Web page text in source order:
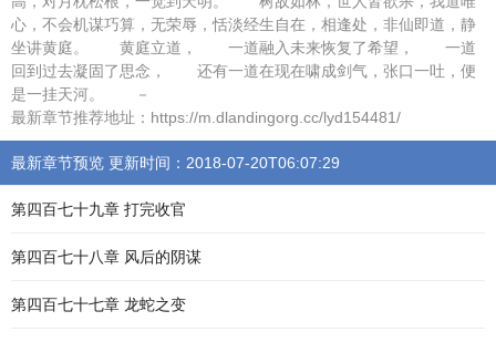
心，不会机谋巧算，无荣辱，恬淡经生自在，相逢处，非仙即道，静
坐讲黄庭。 黄庭立道， 一道融入未来恢复了希望， 一道
回到过去凝固了思念， 还有一道在现在啸成剑气，张口一吐，便
是一挂天河。 －
最新章节推荐地址：https://m.dlandingorg.cc/lyd154481/
最新章节预览 更新时间：2018-07-20T06:07:29
第四百七十九章 打完收官
第四百七十八章 风后的阴谋
第四百七十七章 龙蛇之变